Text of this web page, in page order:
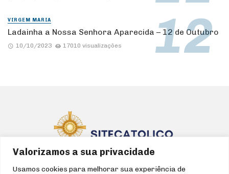
Valorizamos a sua privacidade
Usamos cookies para melhorar sua experiência de
VIRGEM MARIA
Ladainha a Nossa Senhora Aparecida – 12 de Outubro
10/10/2023 17010 visualizações